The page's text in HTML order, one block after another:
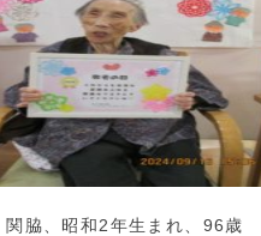
関脇、昭和2年生まれ、96歳